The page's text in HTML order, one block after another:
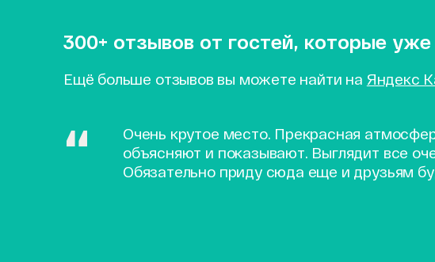
300+ отзывов от гостей, которые
Ещё больше отзывов вы можете найти на Яндекс
Очень крутое место. Прекрасная
объясняют и показывают. Выглядит все
Обязательно приду сюда еще и друзьям